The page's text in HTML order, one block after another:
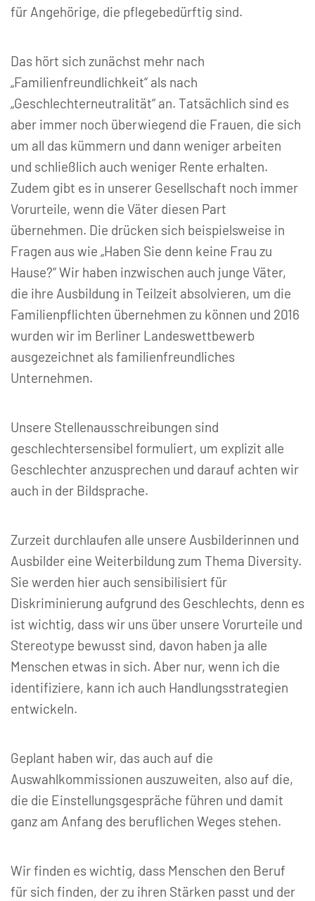
für Angehörige, die pflegebedürftig sind.
Das hört sich zunächst mehr nach
„Familienfreundlichkeit“ als nach
„Geschlechterneutralität“ an. Tatsächlich sind es
aber immer noch überwiegend die Frauen, die sich
um all das kümmern und dann weniger arbeiten
und schließlich auch weniger Rente erhalten.
Zudem gibt es in unserer Gesellschaft noch immer
Vorurteile, wenn die Väter diesen Part
übernehmen. Die drücken sich beispielsweise in
Fragen aus wie „Haben Sie denn keine Frau zu
Hause?“ Wir haben inzwischen auch junge Väter,
die ihre Ausbildung in Teilzeit absolvieren, um die
Familienpflichten übernehmen zu können und 2016
wurden wir im Berliner Landeswettbewerb
ausgezeichnet als familienfreundliches
Unternehmen.
Unsere Stellenausschreibungen sind
geschlechtersensibel formuliert, um explizit alle
Geschlechter anzusprechen und darauf achten wir
auch in der Bildsprache.
Zurzeit durchlaufen alle unsere Ausbilderinnen und
Ausbilder eine Weiterbildung zum Thema Diversity.
Sie werden hier auch sensibilisiert für
Diskriminierung aufgrund des Geschlechts, denn es
ist wichtig, dass wir uns über unsere Vorurteile und
Stereotype bewusst sind, davon haben ja alle
Menschen etwas in sich. Aber nur, wenn ich die
identifiziere, kann ich auch Handlungsstrategien
entwickeln.
Geplant haben wir, das auch auf die
Auswahlkommissionen auszuweiten, also auf die,
die die Einstellungsgespräche führen und damit
ganz am Anfang des beruflichen Weges stehen.
Wir finden es wichtig, dass Menschen den Beruf
für sich finden, der zu ihren Stärken passt und der